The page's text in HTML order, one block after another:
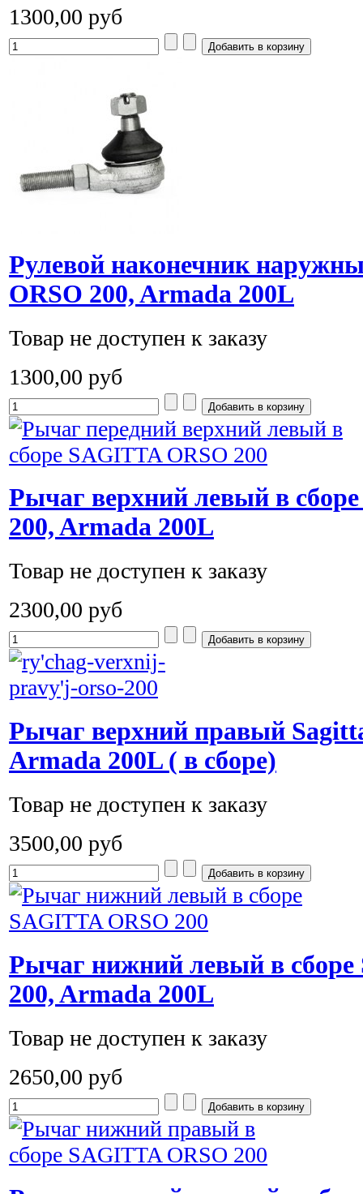
1300,00 руб
Рулевой наконечник
ORSO 200, Armada 200L
Товар не доступен к заказу
1300,00 руб
Рычаг верхний левый в
200, Armada 200L
Товар не доступен к заказу
2300,00 руб
Рычаг верхний правый
Armada 200L ( в сборе)
Товар не доступен к заказу
3500,00 руб
Рычаг нижний левый в сборе
200, Armada 200L
Товар не доступен к заказу
2650,00 руб